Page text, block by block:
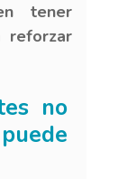
tener
reforzar
no